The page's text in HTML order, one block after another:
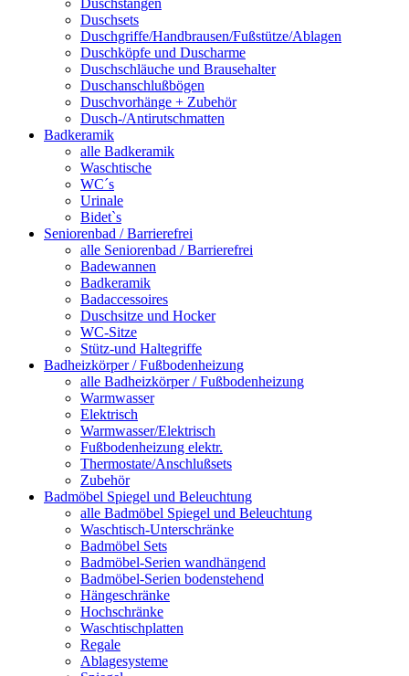
Duschstangen
Duschsets
Duschgriffe/Handbrausen/Fußstütze/Ablagen
Duschköpfe und Duscharme
Duschschläuche und Brausehalter
Duschanschlußbögen
Duschvorhänge + Zubehör
Dusch-/Antirutschmatten
Badkeramik
alle Badkeramik
Waschtische
WC´s
Urinale
Bidet`s
Seniorenbad / Barrierefrei
alle Seniorenbad / Barrierefrei
Badewannen
Badkeramik
Badaccessoires
Duschsitze und Hocker
WC-Sitze
Stütz-und Haltegriffe
Badheizkörper / Fußbodenheizung
alle Badheizkörper / Fußbodenheizung
Warmwasser
Elektrisch
Warmwasser/Elektrisch
Fußbodenheizung elektr.
Thermostate/Anschlußsets
Zubehör
Badmöbel Spiegel und Beleuchtung
alle Badmöbel Spiegel und Beleuchtung
Waschtisch-Unterschränke
Badmöbel Sets
Badmöbel-Serien wandhängend
Badmöbel-Serien bodenstehend
Hängeschränke
Hochschränke
Waschtischplatten
Regale
Ablagesysteme